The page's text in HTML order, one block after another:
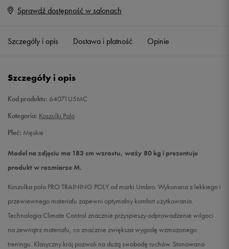
XS Powiadom o dostępności
M Powiadom o dostępności
XXL Powiadom o dostępności
Sprawdź dostępność w salonach
Szczegóły i opis Dostawa i płatność Opinie
Szczegóły i opis
Kod produktu: 64071U5MC
Kategoria: Koszulki Polo
Płeć: Męskie
Model na zdjęciu ma 183 cm wzrostu, waży 80 kg i prezentuje
produkt w rozmiarze M.
Koszulka polo PRO TRAINING POLY od marki Umbro. Wykonana z lekkiego i
przewiewnego materiału zapewni optymalny komfort użytkowania.
Technologia Climate Control znacznie przyspieszy odprowadzenie wilgoci
na zewnątrz materiału, co znacznie zwiększa wygodę wzmożonego
treningu. Klasyczny krój pozwoli na dużą swobodę ruchów. Stonowana